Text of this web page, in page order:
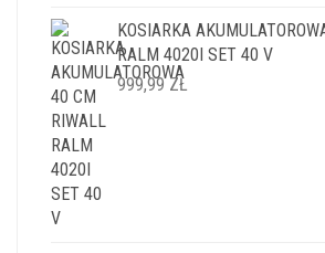
KOSIARKA
RALM 4020I SET 40 V
999,99ZŁ